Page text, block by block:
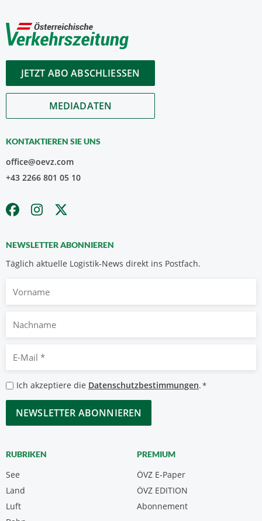
JETZT ABO ABSCHLIESSEN
MEDIADATEN
KONTAKTIEREN SIE UNS
office@oevz.com
+43 2266 801 05 10
NEWSLETTER ABONNIEREN
Täglich aktuelle Logistik-News direkt ins Postfach.
Nachname
Mail
*
Datenschutzbestimmungen
*
Ich akzeptiere die Datenschutzbestimmungen.*
CAPTCHA
RUBRIKEN
See
Land
Luft
PREMIUM
ÖVZ E-Paper
Abonnement
ÖVZ EDITION